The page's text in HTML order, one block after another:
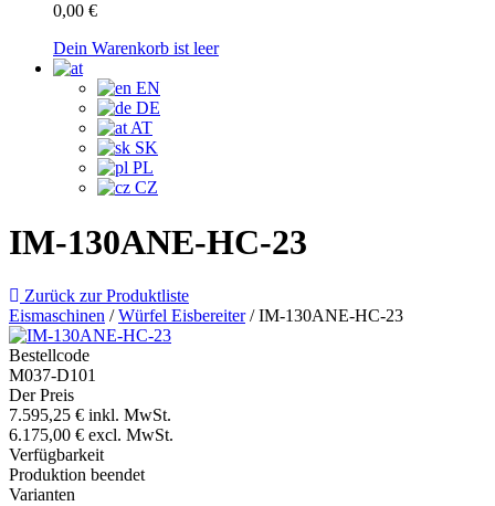
0,00 €
Dein Warenkorb ist leer
EN
DE
AT
SK
PL
CZ
IM-130ANE-HC-23
Zurück zur Produktliste
Eismaschinen /Würfel Eisbereiter/IM-130ANE-HC-23
Bestellcode
M037-D101
Der Preis
7.595,25 € inkl. MwSt.
6.175,00 € excl. MwSt.
Verfügbarkeit
Produktion beendet
Varianten